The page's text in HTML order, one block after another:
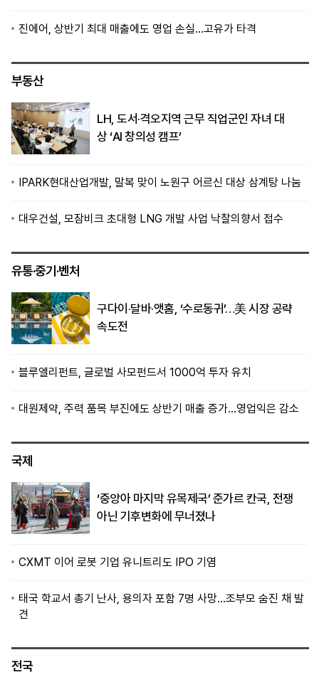
진에어, 상반기 최대 매출에도 영업 손실…고유가 타격
부동산
LH, 도서·격오지역 근무 직업군인 자녀 대
상 ‘AI 창의성 캠프’
IPARK현대산업개발, 말복 맞이 노원구 어르신 대상 삼계탕 나눔
대우건설, 모잠비크 초대형 LNG 개발 사업 낙찰의향서 접수
유통·중기·벤처
구다이·달바·앳홈, ‘수로동귀’…美 시장 공략
속도전
블루엘리펀트, 글로벌 사모펀드서 1000억 투자 유치
대원제약, 주력 품목 부진에도 상반기 매출 증가…영업익은 감소
국제
‘중앙아 마지막 유목제국’ 준가르 칸국, 전쟁
아닌 기후변화에 무너졌나
CXMT 이어 로봇 기업 유니트리도 IPO 기염
태국 학교서 총기 난사, 용의자 포함 7명 사망…조부모 숨진 채 발
견
전국